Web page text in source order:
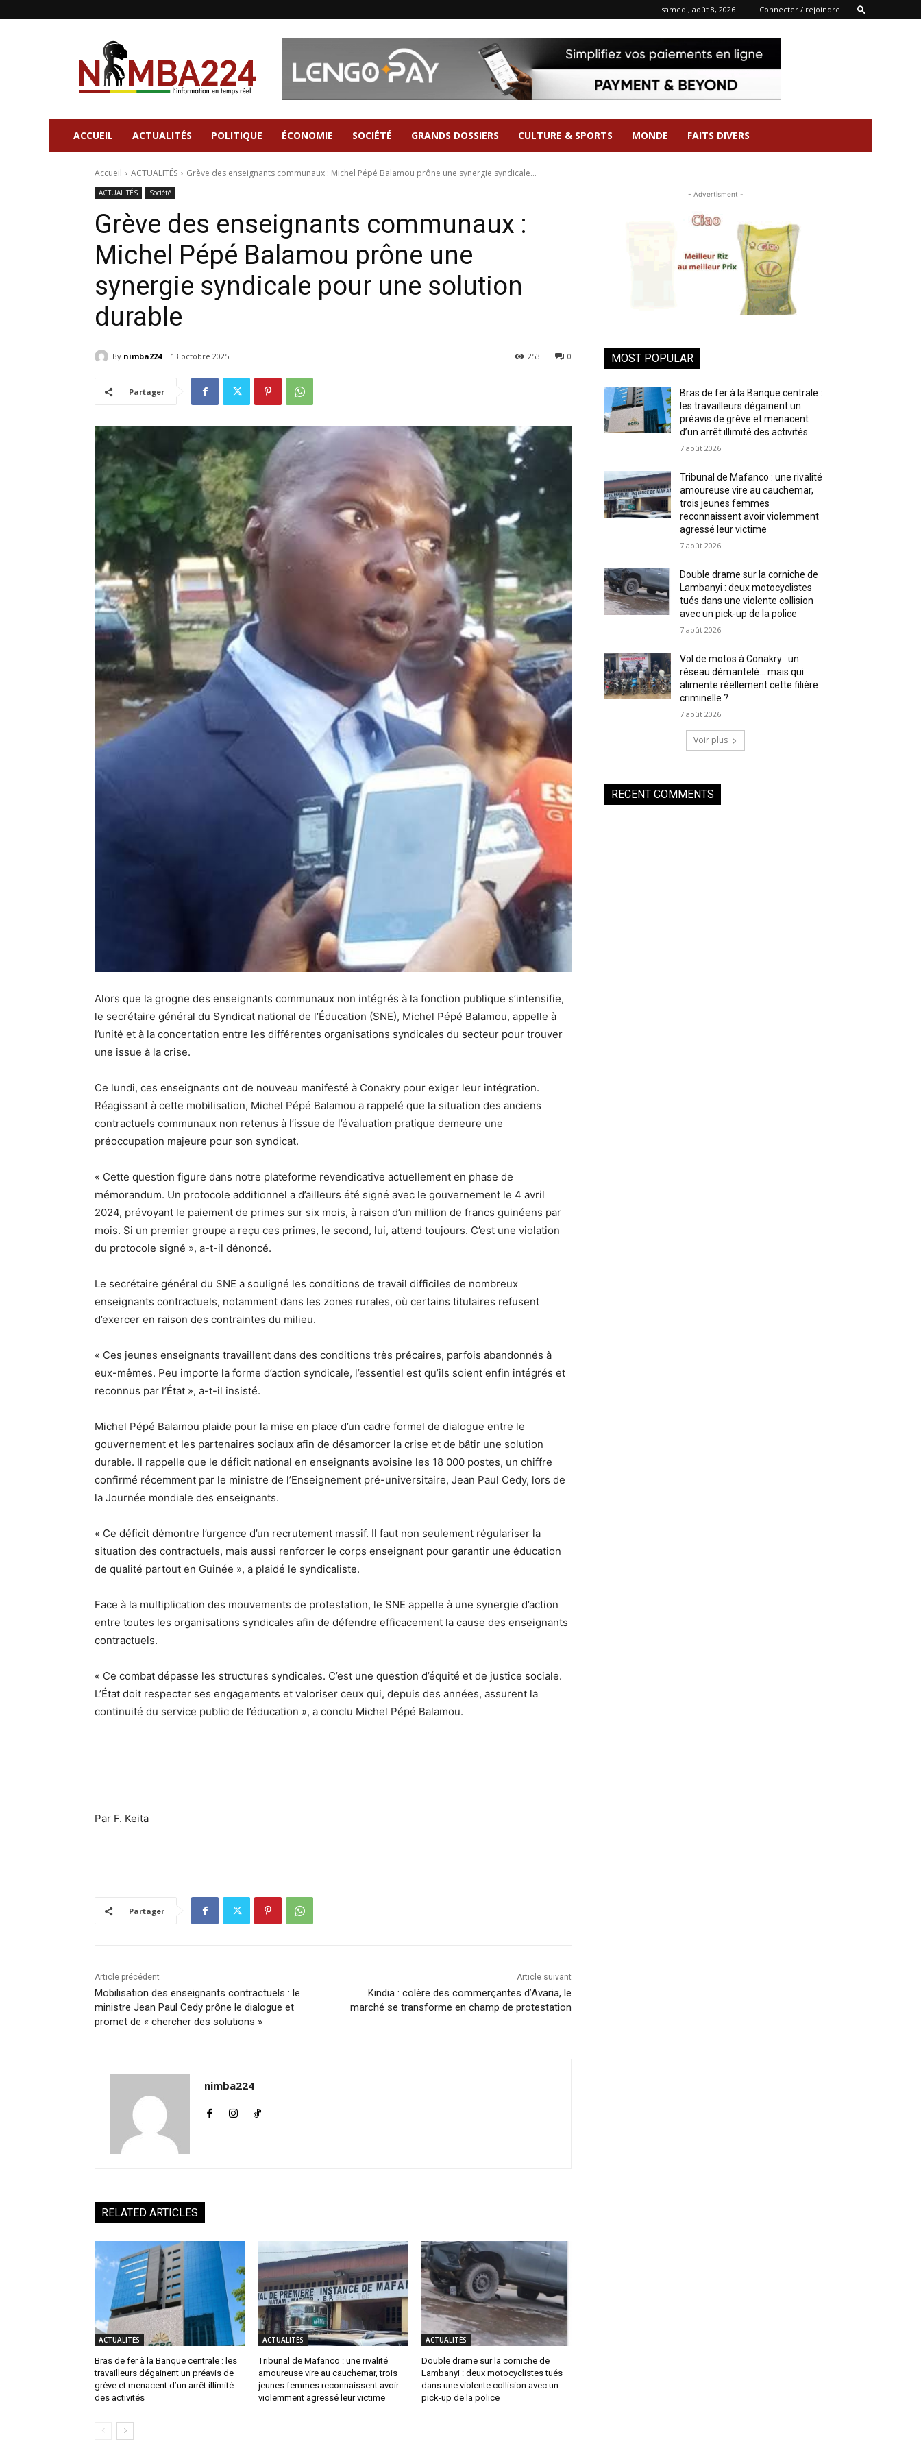
samedi, août 8, 2026 Connecter / rejoindre
Nimba224
Site
d'information
ACCUEIL ACTUALITÉS POLITIQUE ÉCONOMIE SOCIÉTÉ GRANDS DOSSIERS CULTURE & SPORTS MONDE FAITS DIVERS
Accueil ACTUALITÉS Grève des enseignants communaux : Michel Pépé Balamou prône une synergie syndicale...
ACTUALITÉS Société
Grève des enseignants communaux :
Michel Pépé Balamou prône une
synergie syndicale pour une solution
durable
By nimba224 13 octobre 2025 0
253
Partager
Alors que la grogne des enseignants communaux non intégrés à la fonction publique s’intensifie,
le secrétaire général du Syndicat national de l’Éducation (SNE), Michel Pépé Balamou, appelle à
l’unité et à la concertation entre les différentes organisations syndicales du secteur pour trouver
une issue à la crise.
Ce lundi, ces enseignants ont de nouveau manifesté à Conakry pour exiger leur intégration.
Réagissant à cette mobilisation, Michel Pépé Balamou a rappelé que la situation des anciens
contractuels communaux non retenus à l’issue de l’évaluation pratique demeure une
préoccupation majeure pour son syndicat.
« Cette question figure dans notre plateforme revendicative actuellement en phase de
mémorandum. Un protocole additionnel a d’ailleurs été signé avec le gouvernement le 4 avril
2024, prévoyant le paiement de primes sur six mois, à raison d’un million de francs guinéens par
mois. Si un premier groupe a reçu ces primes, le second, lui, attend toujours. C’est une violation
du protocole signé », a-t-il dénoncé.
Le secrétaire général du SNE a souligné les conditions de travail difficiles de nombreux
enseignants contractuels, notamment dans les zones rurales, où certains titulaires refusent
d’exercer en raison des contraintes du milieu.
« Ces jeunes enseignants travaillent dans des conditions très précaires, parfois abandonnés à
eux-mêmes. Peu importe la forme d’action syndicale, l’essentiel est qu’ils soient enfin intégrés et
reconnus par l’État », a-t-il insisté.
Michel Pépé Balamou plaide pour la mise en place d’un cadre formel de dialogue entre le
gouvernement et les partenaires sociaux afin de désamorcer la crise et de bâtir une solution
durable. Il rappelle que le déficit national en enseignants avoisine les 18 000 postes, un chiffre
confirmé récemment par le ministre de l’Enseignement pré-universitaire, Jean Paul Cedy, lors de
la Journée mondiale des enseignants.
« Ce déficit démontre l’urgence d’un recrutement massif. Il faut non seulement régulariser la
situation des contractuels, mais aussi renforcer le corps enseignant pour garantir une éducation
de qualité partout en Guinée », a plaidé le syndicaliste.
Face à la multiplication des mouvements de protestation, le SNE appelle à une synergie d’action
entre toutes les organisations syndicales afin de défendre efficacement la cause des enseignants
contractuels.
« Ce combat dépasse les structures syndicales. C’est une question d’équité et de justice sociale.
L’État doit respecter ses engagements et valoriser ceux qui, depuis des années, assurent la
continuité du service public de l’éducation », a conclu Michel Pépé Balamou.
Par F. Keita
Partager
Article précédent
Mobilisation des enseignants contractuels : le
ministre Jean Paul Cedy prône le dialogue et
promet de « chercher des solutions »
Article suivant
Kindia : colère des commerçantes d’Avaria, le
marché se transforme en champ de protestation
nimba224
RELATED ARTICLES
ACTUALITÉS
Bras de fer à la Banque centrale : les
travailleurs dégainent un préavis de
grève et menacent d’un arrêt illimité
des activités
ACTUALITÉS
Tribunal de Mafanco : une rivalité
amoureuse vire au cauchemar, trois
jeunes femmes reconnaissent avoir
violemment agressé leur victime
ACTUALITÉS
Double drame sur la corniche de
Lambanyi : deux motocyclistes tués
dans une violente collision avec un
pick-up de la police
- Advertisment -
MOST POPULAR
Bras de fer à la Banque centrale :
les travailleurs dégainent un
préavis de grève et menacent
d’un arrêt illimité des activités
7 août 2026
Tribunal de Mafanco : une rivalité
amoureuse vire au cauchemar,
trois jeunes femmes
reconnaissent avoir violemment
agressé leur victime
7 août 2026
Double drame sur la corniche de
Lambanyi : deux motocyclistes
tués dans une violente collision
avec un pick-up de la police
7 août 2026
Vol de motos à Conakry : un
réseau démantelé… mais qui
alimente réellement cette filière
criminelle ?
7 août 2026
Voir plus
RECENT COMMENTS